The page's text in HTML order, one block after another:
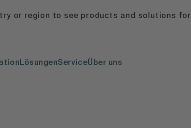
or region to see products and solutions for
LösungenServiceÜber uns